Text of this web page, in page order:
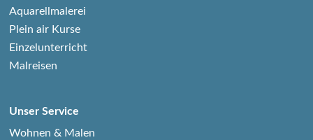
Aquarellmalerei
Plein air Kurse
Einzelunterricht
Malreisen
Unser Service
Wohnen & Malen